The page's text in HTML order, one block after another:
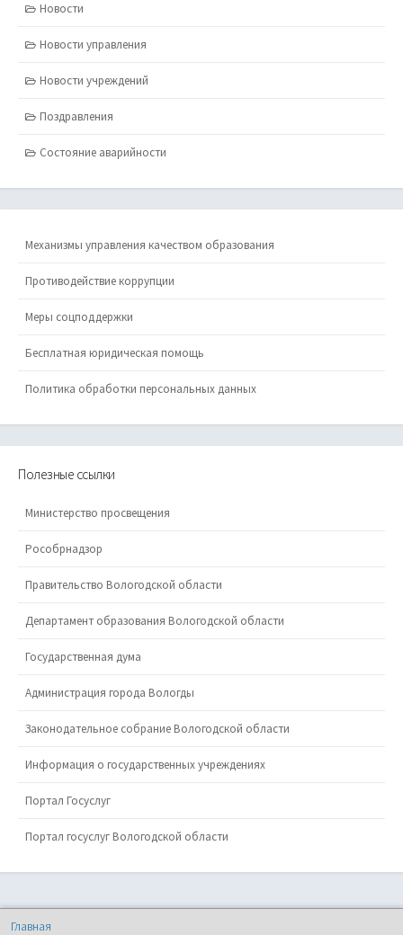
Новости
Новости управления
Новости учреждений
Поздравления
Состояние аварийности
Механизмы управления качеством образования
Противодействие коррупции
Меры соцподдержки
Бесплатная юридическая помощь
Политика обработки персональных данных
Полезные ссылки
Министерство просвещения
Рособрнадзор
Правительство Вологодской области
Департамент образования Вологодской области
Государственная дума
Администрация города Вологды
Законодательное собрание Вологодской области
Информация о государственных учреждениях
Портал Госуслуг
Портал госуслуг Вологодской области
Главная